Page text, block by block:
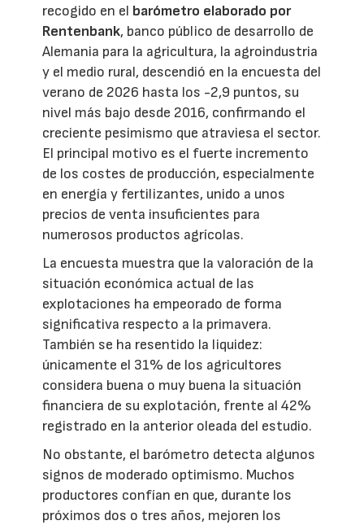
recogido en el barómetro elaborado por
Rentenbank, banco público de desarrollo de
Alemania para la agricultura, la agroindustria
y el medio rural, descendió en la encuesta del
verano de 2026 hasta los -2,9 puntos, su
nivel más bajo desde 2016, confirmando el
creciente pesimismo que atraviesa el sector.
El principal motivo es el fuerte incremento
de los costes de producción, especialmente
en energía y fertilizantes, unido a unos
precios de venta insuficientes para
numerosos productos agrícolas.
La encuesta muestra que la valoración de la
situación económica actual de las
explotaciones ha empeorado de forma
significativa respecto a la primavera.
También se ha resentido la liquidez:
únicamente el 31% de los agricultores
considera buena o muy buena la situación
financiera de su explotación, frente al 42%
registrado en la anterior oleada del estudio.
No obstante, el barómetro detecta algunos
signos de moderado optimismo. Muchos
productores confían en que, durante los
próximos dos o tres años, mejoren los